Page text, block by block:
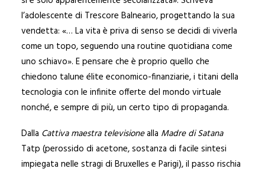
l’adolescente di Trescore Balneario, progettando la sua
vendetta: «… La vita è priva di senso se decidi di viverla
come un topo, seguendo una routine quotidiana come
uno schiavo». E pensare che è proprio quello che
chiedono talune élite economico-finanziarie, i titani della
tecnologia con le infinite offerte del mondo virtuale
nonché, e sempre di più, un certo tipo di propaganda.
Dalla Cattiva maestra televisionealla Madre di Satana
Tatp (perossido di acetone, sostanza di facile sintesi
impiegata nelle stragi di Bruxelles e Parigi), il passo rischia